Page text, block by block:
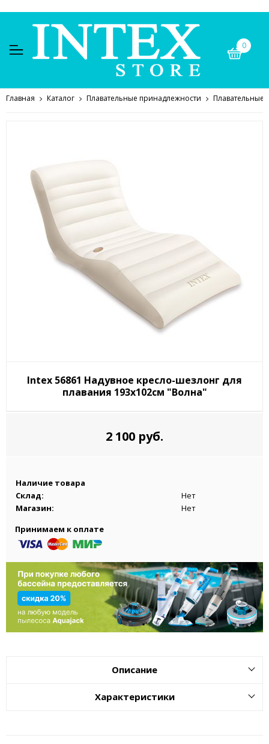
0
Главная Каталог Плавательные принадлежности Плавательные
Intex 56861 Надувное кресло-шезлонг для
плавания 193х102см "Волна"
2 100 руб.
Наличие товара
Склад:
Нет
Магазин:
Нет
Принимаем к оплате
Описание
Характеристики